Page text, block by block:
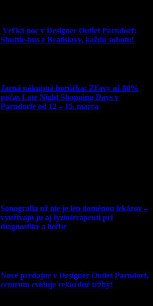
Veľká noc v Designer Outlet Parndorf:
Shuttle-bus z Bratislavy, každú sobotu!
Jarná nákupná horúčka: Zľavy až 80%
počas Late Night Shopping Days v
Parndorfe od 12 – 15. marca
Sonografia už nie je len doménou lekárov –
využívajú ju aj fyzioterapeuti pri
diagnostike a liečbe
Nové predajne v Designer Outlet Parndorf,
centrum eviduje rekordné tržby!